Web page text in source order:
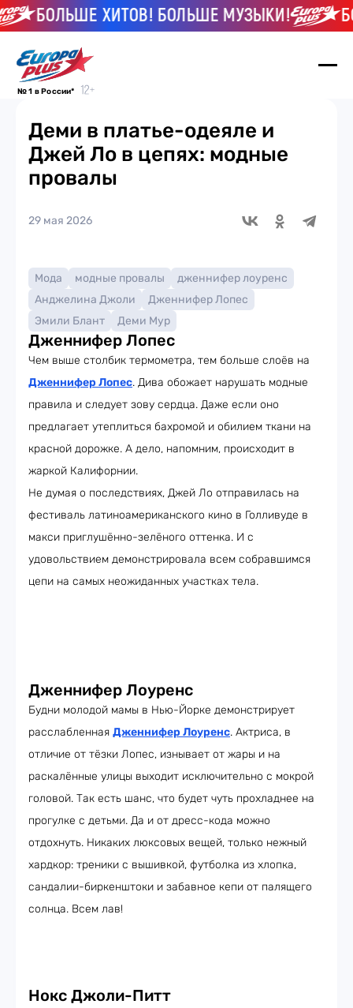
БОЛЬШЕ ХИТОВ! БОЛЬШЕ МУЗЫКИ!
№ 1 в России*
Деми в платье-одеяле и
Джей Ло в цепях: модные
провалы
29 мая 2026
Мода модные провалы
дженнифер лоуренс
Анджелина Джоли
Дженнифер Лопес
Эмили Блант
Деми Мур
Дженнифер Лопес
Чем выше столбик термометра, тем больше слоёв на
Дженнифер Лопес. Дива обожает нарушать модные
правила и следует зову сердца. Даже если оно
предлагает утеплиться бахромой и обилием ткани на
красной дорожке. А дело, напомним, происходит в
жаркой Калифорнии.
Не думая о последствиях, Джей Ло отправилась на
фестиваль латиноамериканского кино в Голливуде в
макси приглушённо-зелёного оттенка. И с
удовольствием демонстрировала всем собравшимся
цепи на самых неожиданных участках тела.
Дженнифер Лоуренс
Будни молодой мамы в Нью-Йорке демонстрирует
расслабленная Дженнифер Лоуренс. Актриса, в
отличие от тёзки Лопес, изнывает от жары и на
раскалённые улицы выходит исключительно с мокрой
головой. Так есть шанс, что будет чуть прохладнее на
прогулке с детьми. Да и от дресс-кода можно
отдохнуть. Никаких люксовых вещей, только нежный
хардкор: треники с вышивкой, футболка из хлопка,
сандалии-биркенштоки и забавное кепи от палящего
солнца. Всем лав!
Нокс Джоли-Питт